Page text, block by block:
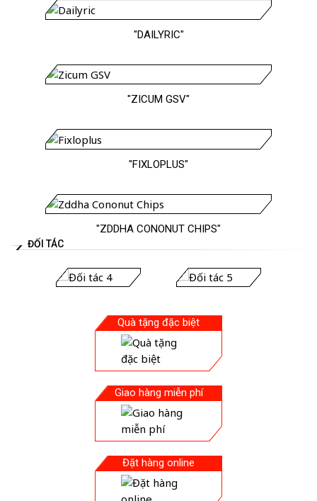
"DAILYRIC"
"ZICUM GSV"
"FIXLOPLUS"
"ZDDHA CONONUT CHIPS"
ĐỐI TÁC
Quà tặng đặc biệt
Giao hàng miễn phí
Đặt hàng online